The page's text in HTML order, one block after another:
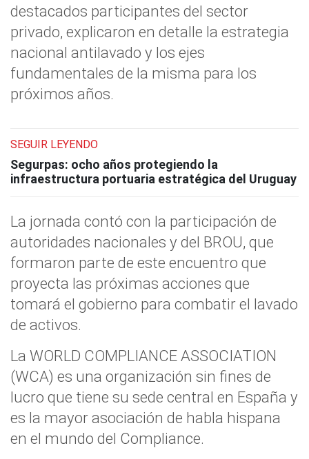
destacados participantes del sector
privado, explicaron en detalle la estrategia
nacional antilavado y los ejes
fundamentales de la misma para los
próximos años.
SEGUIR LEYENDO
Segurpas: ocho años protegiendo la
infraestructura portuaria estratégica del Uruguay
La jornada contó con la participación de
autoridades nacionales y del BROU, que
formaron parte de este encuentro que
proyecta las próximas acciones que
tomará el gobierno para combatir el lavado
de activos.
La WORLD COMPLIANCE ASSOCIATION
(WCA) es una organización sin fines de
lucro que tiene su sede central en España y
es la mayor asociación de habla hispana
en el mundo del Compliance.